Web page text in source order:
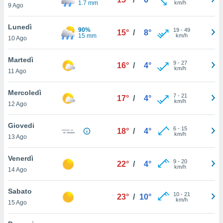
è
di
nostri
ci
un
la
di esso.
nella
9 Ago
1.7 mm
km/h
Lunedì
10 Ago
90%
15 mm
15° / 8° 19- 49
km/h
Martedì
11 Ago
16° / 4° 9- 27
km/h
Mercoledì
12 Ago
17° / 4° 7- 21
km/h
Giovedi
13 Ago
18° / 4° 6- 15
km/h
Venerdì
14 Ago
22° / 4° 9- 20
km/h
Sabato
15 Ago
23° / 10° 10- 21
km/h